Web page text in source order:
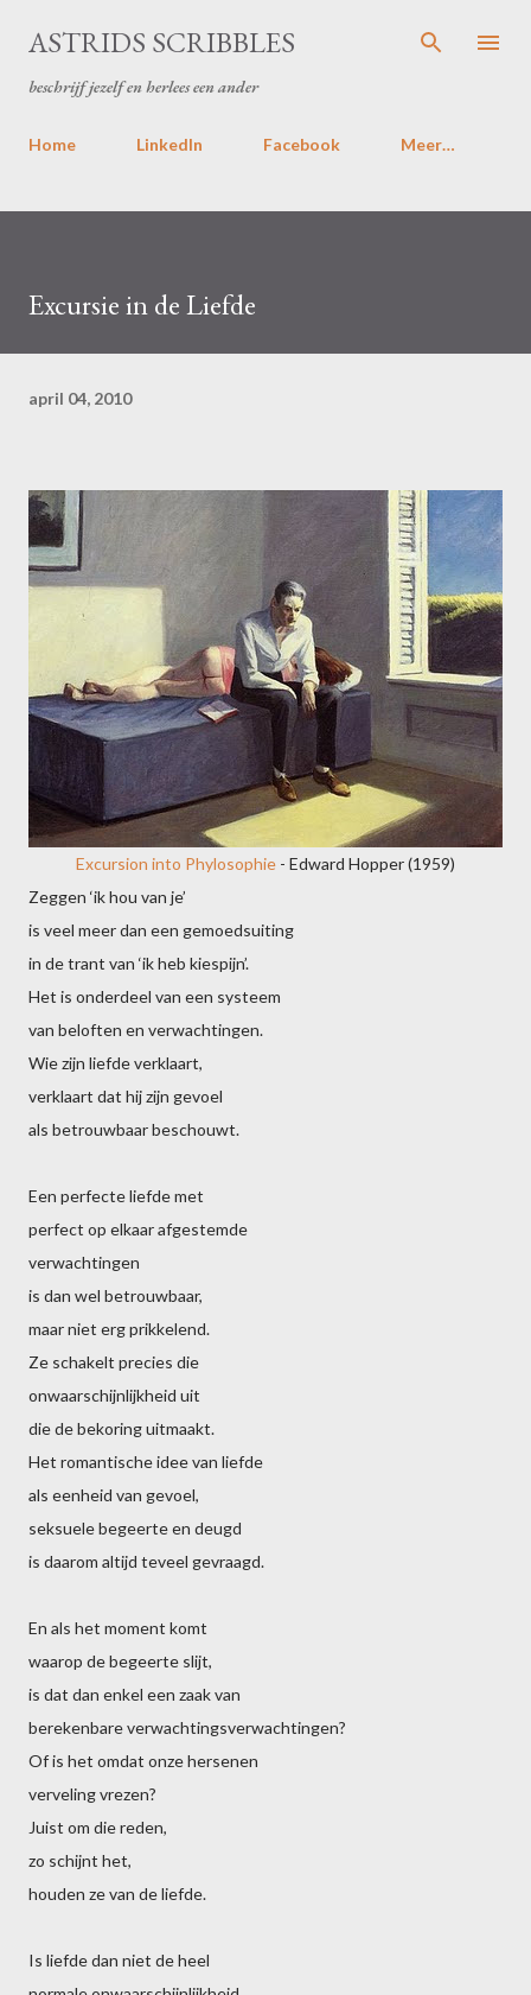
Doorgaan naar hoofdcontent
ASTRIDS SCRIBBLES
beschrijf jezelf en herlees een ander
Home LinkedIn Facebook Meer…
Excursie in de Liefde
april 04, 2010
Excursion into Phylosophie - Edward Hopper (1959)
Zeggen ‘ik hou van je’
is veel meer dan een gemoedsuiting
in de trant van ‘ik heb kiespijn’.
Het is onderdeel van een systeem
van beloften en verwachtingen.
Wie zijn liefde verklaart,
verklaart dat hij zijn gevoel
als betrouwbaar beschouwt.
Een perfecte liefde met
perfect op elkaar afgestemde
verwachtingen
is dan wel betrouwbaar,
maar niet erg prikkelend.
Ze schakelt precies die
onwaarschijnlijkheid uit
die de bekoring uitmaakt.
Het romantische idee van liefde
als eenheid van gevoel,
seksuele begeerte en deugd
is daarom altijd teveel gevraagd.
En als het moment komt
waarop de begeerte slijt,
is dat dan enkel een zaak van
berekenbare verwachtingsverwachtingen?
Of is het omdat onze hersenen
verveling vrezen?
Juist om die reden,
zo schijnt het,
houden ze van de liefde.
Is liefde dan niet de heel